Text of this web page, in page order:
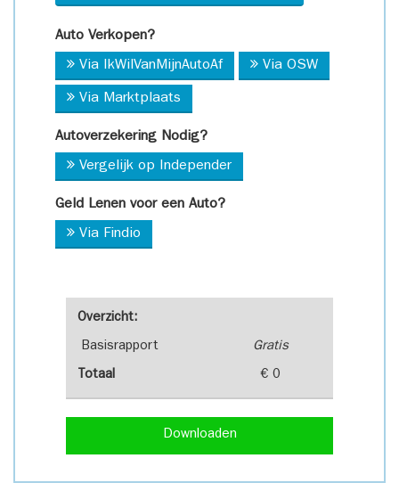
Overzicht:
Basisrapport Gratis
Totaal € 0
Downloaden
Auto Verkopen?
Via IkWilVanMijnAutoAf Via OSW
Via Marktplaats
Autoverzekering Nodig?
Vergelijk op Independer
Geld Lenen voor een Auto?
Via Findio